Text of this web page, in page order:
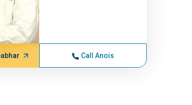
Call Anois